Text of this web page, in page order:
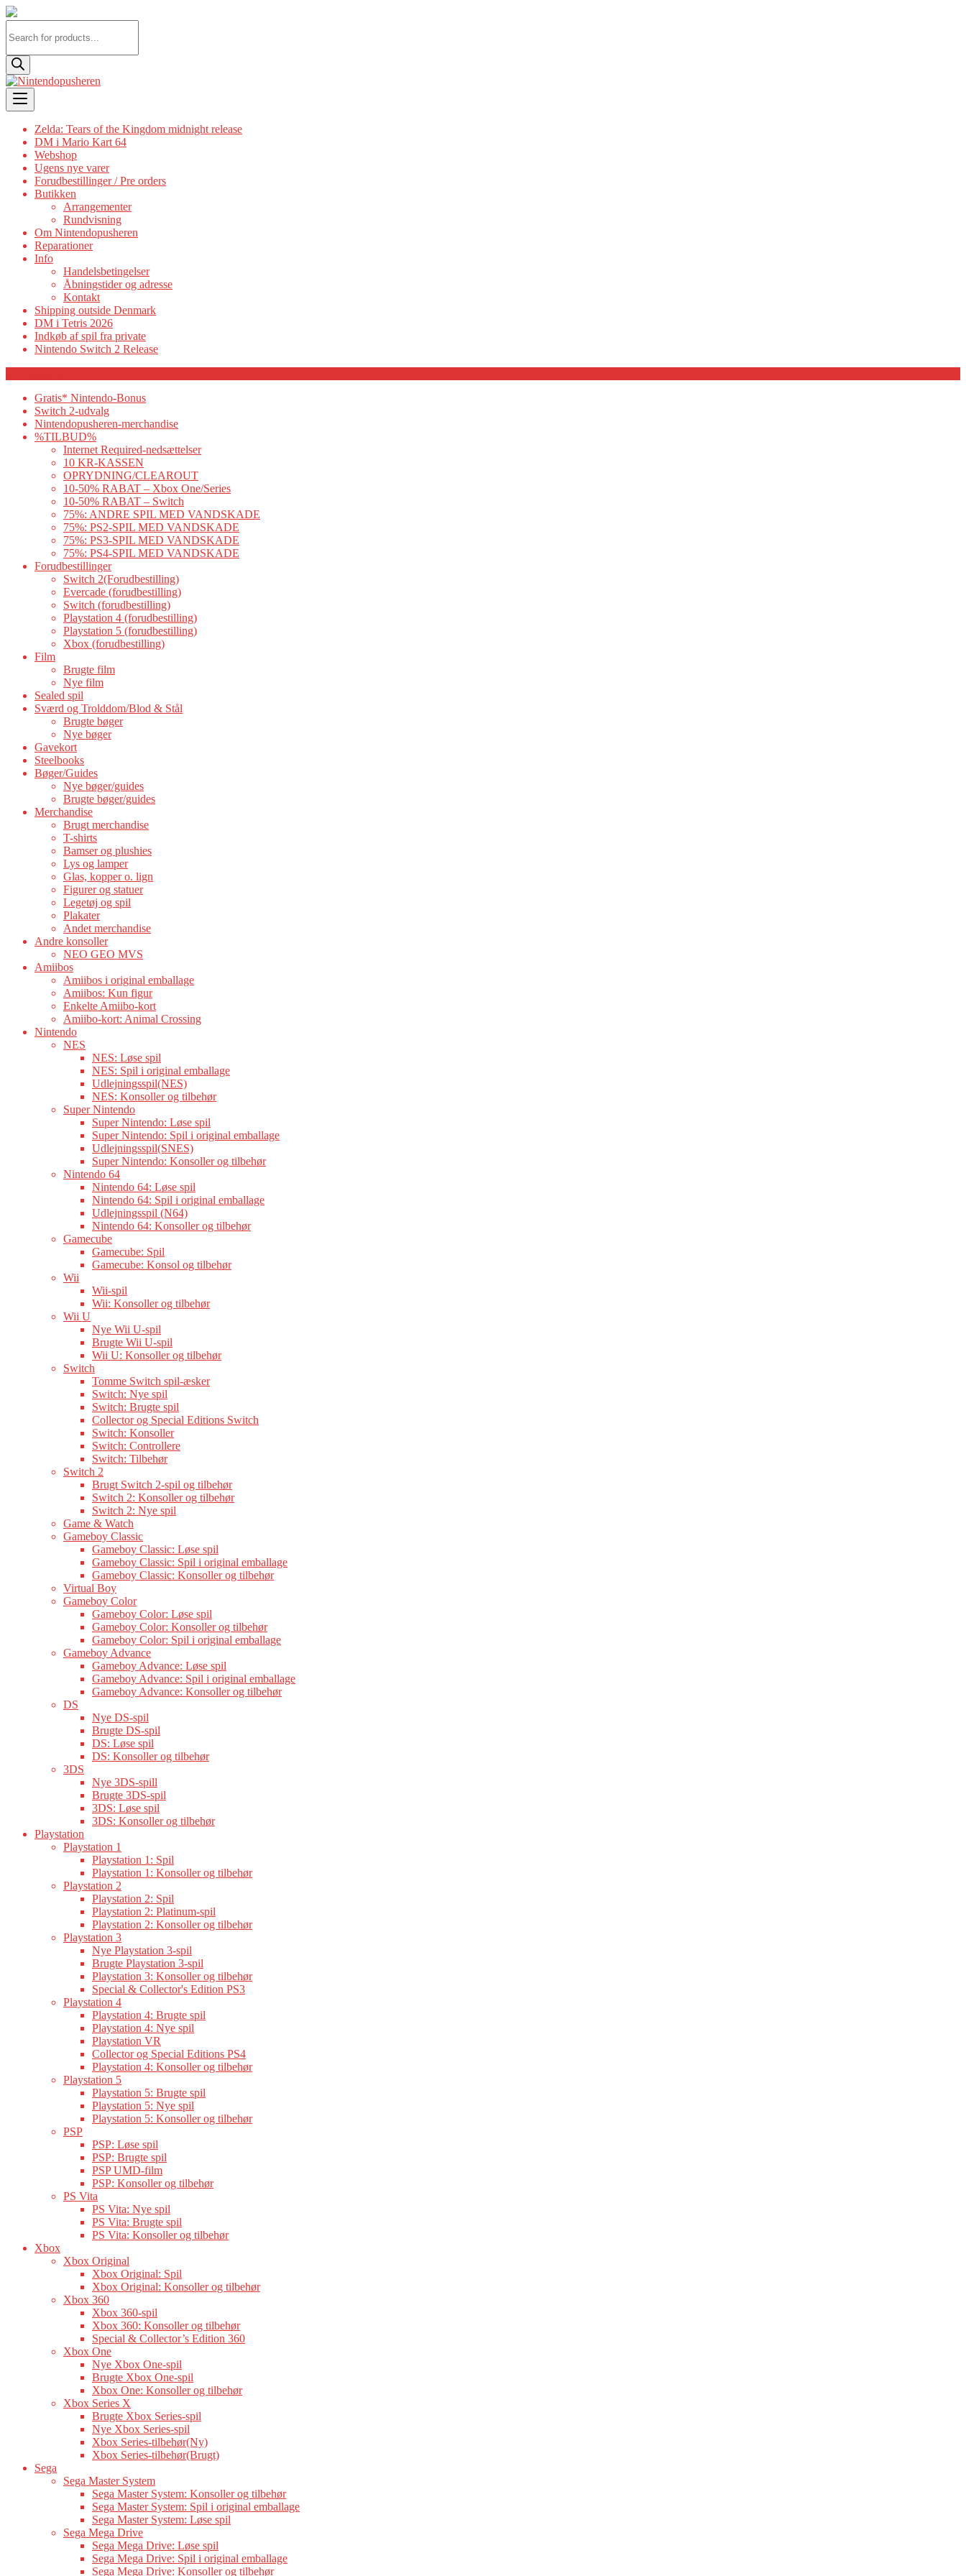
search
Skip
to
content
Zelda: Tears of the Kingdom midnight release
DM i Mario Kart 64
Webshop
Ugens nye varer
Forudbestillinger / Pre orders
Butikken
Arrangementer
Rundvisning
Om Nintendopusheren
Reparationer
Info
Handelsbetingelser
Åbningstider og adresse
Kontakt
Shipping outside Denmark
DM i Tetris 2026
Indkøb af spil fra private
Nintendo Switch 2 Release
Gratis* Nintendo-Bonus
Switch 2-udvalg
Nintendopusheren-merchandise
%TILBUD%
Internet Required-nedsættelser
10 KR-KASSEN
OPRYDNING/CLEAROUT
10-50% RABAT – Xbox One/Series
10-50% RABAT – Switch
75%: ANDRE SPIL MED VANDSKADE
75%: PS2-SPIL MED VANDSKADE
75%: PS3-SPIL MED VANDSKADE
75%: PS4-SPIL MED VANDSKADE
Forudbestillinger
Switch 2(Forudbestilling)
Evercade (forudbestilling)
Switch (forudbestilling)
Playstation 4 (forudbestilling)
Playstation 5 (forudbestilling)
Xbox (forudbestilling)
Film
Brugte film
Nye film
Sealed spil
Sværd og Trolddom/Blod & Stål
Brugte bøger
Nye bøger
Gavekort
Steelbooks
Bøger/Guides
Nye bøger/guides
Brugte bøger/guides
Merchandise
Brugt merchandise
T-shirts
Bamser og plushies
Lys og lamper
Glas, kopper o. lign
Figurer og statuer
Legetøj og spil
Plakater
Andet merchandise
Andre konsoller
NEO GEO MVS
Amiibos
Amiibos i original emballage
Amiibos: Kun figur
Enkelte Amiibo-kort
Amiibo-kort: Animal Crossing
Nintendo
NES
NES: Løse spil
NES: Spil i original emballage
Udlejningsspil(NES)
NES: Konsoller og tilbehør
Super Nintendo
Super Nintendo: Løse spil
Super Nintendo: Spil i original emballage
Udlejningsspil(SNES)
Super Nintendo: Konsoller og tilbehør
Nintendo 64
Nintendo 64: Løse spil
Nintendo 64: Spil i original emballage
Udlejningsspil (N64)
Nintendo 64: Konsoller og tilbehør
Gamecube
Gamecube: Spil
Gamecube: Konsol og tilbehør
Wii
Wii-spil
Wii: Konsoller og tilbehør
Wii U
Nye Wii U-spil
Brugte Wii U-spil
Wii U: Konsoller og tilbehør
Switch
Tomme Switch spil-æsker
Switch: Nye spil
Switch: Brugte spil
Collector og Special Editions Switch
Switch: Konsoller
Switch: Controllere
Switch: Tilbehør
Switch 2
Brugt Switch 2-spil og tilbehør
Switch 2: Konsoller og tilbehør
Switch 2: Nye spil
Game & Watch
Gameboy Classic
Gameboy Classic: Løse spil
Gameboy Classic: Spil i original emballage
Gameboy Classic: Konsoller og tilbehør
Virtual Boy
Gameboy Color
Gameboy Color: Løse spil
Gameboy Color: Konsoller og tilbehør
Gameboy Color: Spil i original emballage
Gameboy Advance
Gameboy Advance: Løse spil
Gameboy Advance: Spil i original emballage
Gameboy Advance: Konsoller og tilbehør
DS
Nye DS-spil
Brugte DS-spil
DS: Løse spil
DS: Konsoller og tilbehør
3DS
Nye 3DS-spill
Brugte 3DS-spil
3DS: Løse spil
3DS: Konsoller og tilbehør
Playstation
Playstation 1
Playstation 1: Spil
Playstation 1: Konsoller og tilbehør
Playstation 2
Playstation 2: Spil
Playstation 2: Platinum-spil
Playstation 2: Konsoller og tilbehør
Playstation 3
Nye Playstation 3-spil
Brugte Playstation 3-spil
Playstation 3: Konsoller og tilbehør
Special & Collector's Edition PS3
Playstation 4
Playstation 4: Brugte spil
Playstation 4: Nye spil
Playstation VR
Collector og Special Editions PS4
Playstation 4: Konsoller og tilbehør
Playstation 5
Playstation 5: Brugte spil
Playstation 5: Nye spil
Playstation 5: Konsoller og tilbehør
PSP
PSP: Løse spil
PSP: Brugte spil
PSP UMD-film
PSP: Konsoller og tilbehør
PS Vita
PS Vita: Nye spil
PS Vita: Brugte spil
PS Vita: Konsoller og tilbehør
Xbox
Xbox Original
Xbox Original: Spil
Xbox Original: Konsoller og tilbehør
Xbox 360
Xbox 360-spil
Xbox 360: Konsoller og tilbehør
Special & Collector’s Edition 360
Xbox One
Nye Xbox One-spil
Brugte Xbox One-spil
Xbox One: Konsoller og tilbehør
Xbox Series X
Brugte Xbox Series-spil
Nye Xbox Series-spil
Xbox Series-tilbehør(Ny)
Xbox Series-tilbehør(Brugt)
Sega
Sega Master System
Sega Master System: Konsoller og tilbehør
Sega Master System: Spil i original emballage
Sega Master System: Løse spil
Sega Mega Drive
Sega Mega Drive: Løse spil
Sega Mega Drive: Spil i original emballage
Sega Mega Drive: Konsoller og tilbehør